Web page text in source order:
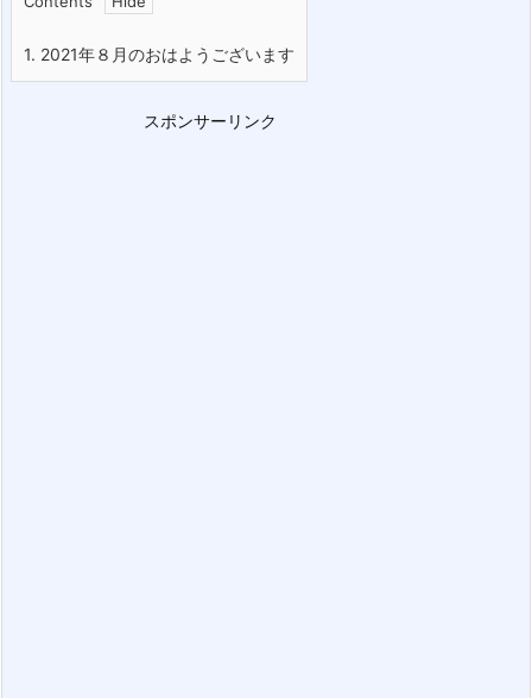
1. 2021年８月のおはようございます
スポンサーリンク